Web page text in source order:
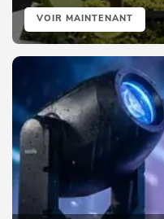
VOIR MAINTENANT